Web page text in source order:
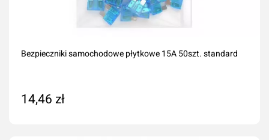
Bezpieczniki samochodowe płytkowe 15A 50szt. standard
14,46 zł